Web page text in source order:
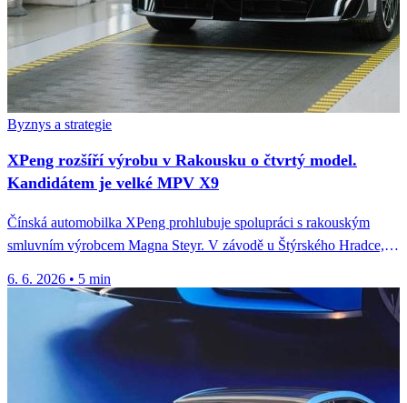
Byznys a strategie
XPeng rozšíří výrobu v Rakousku o čtvrtý model.
Kandidátem je velké MPV X9
Čínská automobilka XPeng prohlubuje spolupráci s rakouským
smluvním výrobcem Magna Steyr. V závodě u Štýrského Hradce,
6. 6. 2026 • 5 min